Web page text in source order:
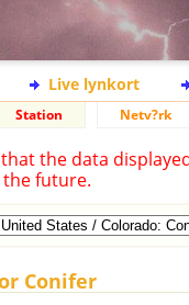
Live lynkort
Station Netv?rk
the data
the future.
Conifer